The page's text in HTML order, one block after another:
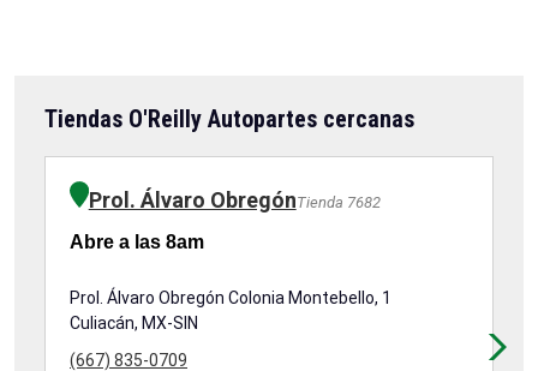
Tiendas O'Reilly Autopartes cercanas
Prol. Álvaro ObregónTienda 7682
Abre a las 8am
Prol. Álvaro Obregón Colonia Montebello, 1
Culiacán, MX-SIN
(667) 835-0709